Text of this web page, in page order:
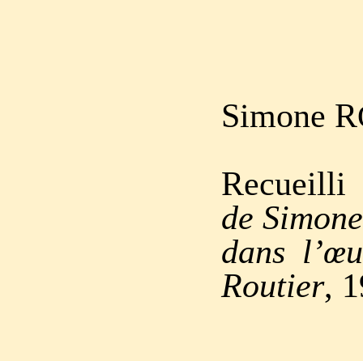
Simone R
de
dans
Routier,